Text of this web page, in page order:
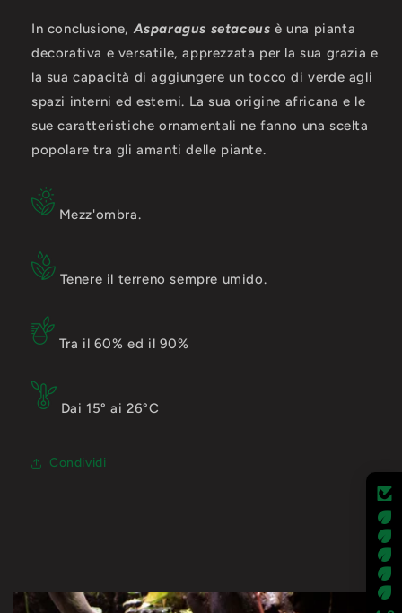
In conclusione, Asparagus setaceus è una pianta
decorativa e versatile, apprezzata per la sua grazia e
la sua capacità di aggiungere un tocco di verde agli
spazi interni ed esterni. La sua origine africana e le
sue caratteristiche ornamentali ne fanno una scelta
popolare tra gli amanti delle piante.
Mezz'ombra.
Tenere il terreno sempre umido.
Tra il 60% ed il 90%
Dai 15° ai 26°C
Condividi